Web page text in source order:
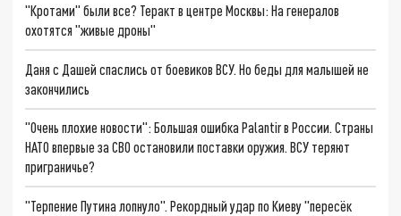
"Кротами" были все? Теракт в центре Москвы: На генералов
охотятся "живые дроны"
Даня с Дашей спаслись от боевиков ВСУ. Но беды для малышей не
закончились
"Очень плохие новости": Большая ошибка Palantir в России. Страны
НАТО впервые за СВО остановили поставки оружия. ВСУ теряют
приграничье?
"Терпение Путина лопнуло". Рекордный удар по Киеву "пересёк